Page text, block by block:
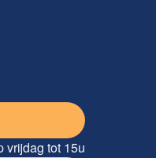
vrijdag tot 15u